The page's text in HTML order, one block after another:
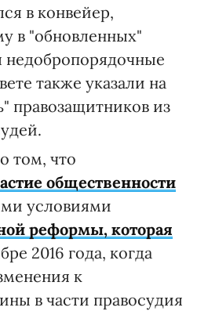
в конвейер,
в "обновленных"
недобропорядочные
также указали на
правозащитников из
том, что
общественности
условиями
реформы, которая
2016 года, когда
к
в части правосудия